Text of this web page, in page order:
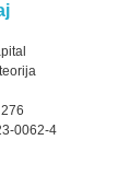
276
0062-4